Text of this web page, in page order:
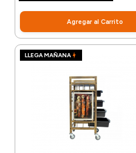
Agregar al Carrito
LLEGA MAÑANA